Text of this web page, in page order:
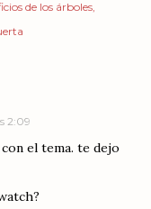
de los árboles
2:09
el tema. te dejo